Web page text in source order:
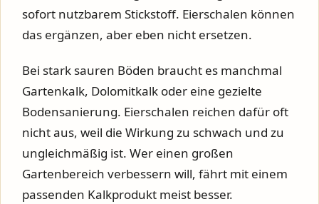
sofort nutzbarem Stickstoff. Eierschalen können
das ergänzen, aber eben nicht ersetzen.
Bei stark sauren Böden braucht es manchmal
Gartenkalk, Dolomitkalk oder eine gezielte
Bodensanierung. Eierschalen reichen dafür oft
nicht aus, weil die Wirkung zu schwach und zu
ungleichmäßig ist. Wer einen großen
Gartenbereich verbessern will, fährt mit einem
passenden Kalkprodukt meist besser.